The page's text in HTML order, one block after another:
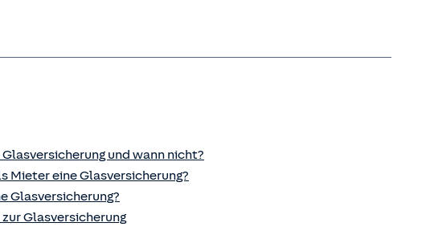
und wann nicht?
Mieter eine Glas­versicherung?
Glas­versicherung?
zur Glas­versicherung